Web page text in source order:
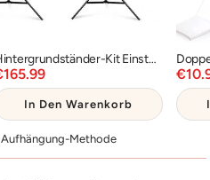
Hintergrundständer-Kit Einstellbares Hintergrund-Stützsystem PR2
In Den Warenkorb
Aufhängung-Methode